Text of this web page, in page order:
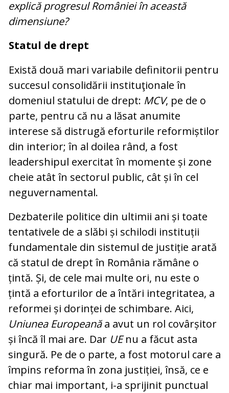
explică progresul României în această
dimensiune?
Statul de drept
Există două mari variabile definitorii pentru
succesul consolidării instituţionale în
domeniul statului de drept: MCV, pe de o
parte, pentru că nu a lăsat anumite
interese să distrugă eforturile reformiștilor
din interior; în al doilea rând, a fost
leadershipul exercitat în momente și zone
cheie atât în sectorul public, cât și în cel
neguvernamental.
Dezbaterile politice din ultimii ani și toate
tentativele de a slăbi și schilodi instituții
fundamentale din sistemul de justiție arată
că statul de drept în România rămâne o
țintă. Și, de cele mai multe ori, nu este o
țintă a eforturilor de a întări integritatea, a
reformei și dorinței de schimbare. Aici,
Uniunea Europeanăa avut un rol covârșitor
și încă îl mai are. Dar UEnu a făcut asta
singură. Pe de o parte, a fost motorul care a
împins reforma în zona justiției, însă, ce e
chiar mai important, i-a sprijinit punctual